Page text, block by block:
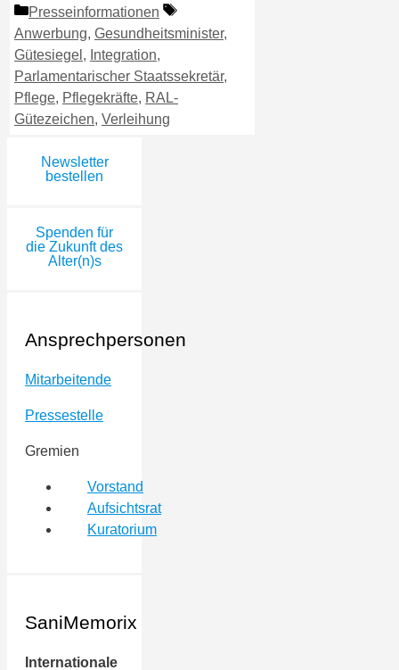
Kategorien
Presseinformationen
Schlagwörter
Anwerbung, Gesundheitsminister,
Gütesiegel , Integration,
Parlamentarischer Staatssekretär,
Pflege, Pflegekräfte, RAL-
Gütezeichen, Verleihung
Newsletter
bestellen
Spenden für
die Zukunft des
Alter(n)s
Ansprechpersonen
Mitarbeitende
Pressestelle
Gremien
Vorstand
Aufsichtsrat
Kuratorium
SaniMemorix
Internationale